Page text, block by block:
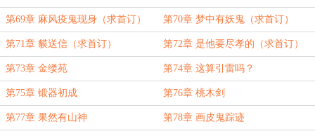
订）
第69章 麻风疫鬼现身（求首订） 第70章 梦中有妖鬼（求首订）
第71章 貘送信（求首订） 第72章 是他要尽孝的（求首订）
第73章 金缕苑 第74章 这算引雷吗？
第75章 锻器初成 第76章 桃木剑
第77章 果然有山神 第78章 画皮鬼踪迹